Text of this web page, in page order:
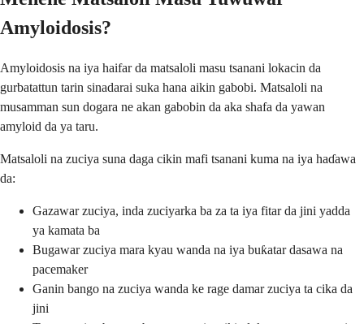
Amyloidosis?
Amyloidosis na iya haifar da matsaloli masu tsanani lokacin da
gurbatattun tarin sinadarai suka hana aikin gabobi. Matsaloli na
musamman sun dogara ne akan gabobin da aka shafa da yawan
amyloid da ya taru.
Matsaloli na zuciya suna daga cikin mafi tsanani kuma na iya haɗawa
da:
Gazawar zuciya, inda zuciyarka ba za ta iya fitar da jini yadda
ya kamata ba
Bugawar zuciya mara kyau wanda na iya buƙatar dasawa na
pacemaker
Ganin bango na zuciya wanda ke rage damar zuciya ta cika da
jini